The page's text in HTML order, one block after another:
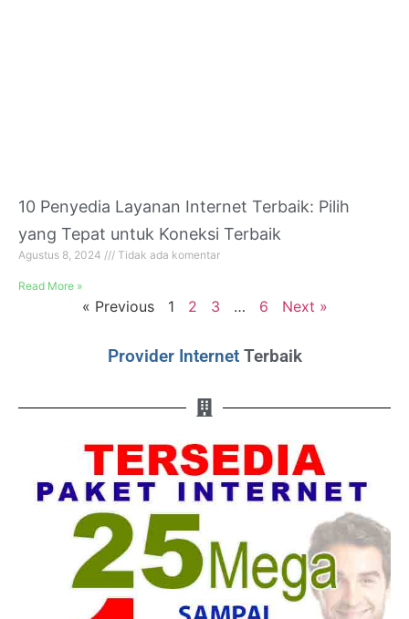
10 Penyedia Layanan Internet Terbaik: Pilih
yang Tepat untuk Koneksi Terbaik
Agustus 8, 2024 Tidak ada komentar
Read More »
« Previous 1 2 3 … 6 Next »
Provider Internet Terbaik